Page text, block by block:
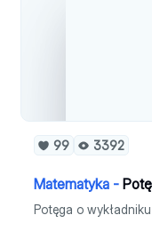
99 3392
Matematyka -
Potęga o